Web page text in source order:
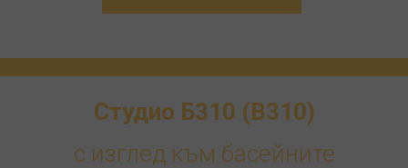
Студио Б310 (B310)
с изглед към басейните